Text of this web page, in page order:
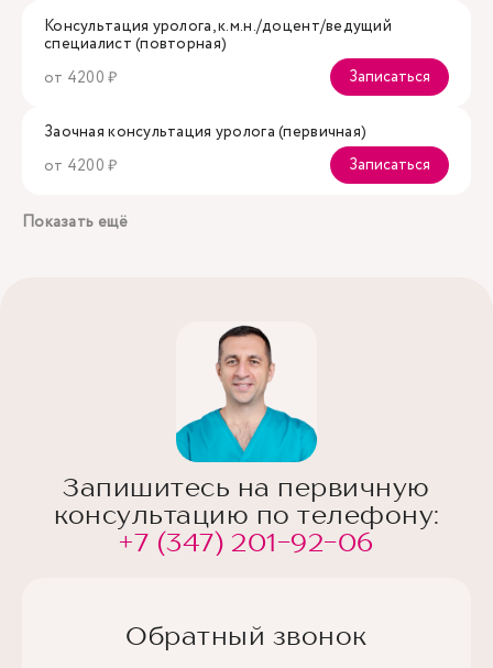
Консультация уролога, к.м.н./доцент/ведущий
специалист (повторная)
от 4200 ₽
Записаться
Заочная консультация уролога (первичная)
от 4200 ₽
Записаться
Показать ещё
Запишитесь на первичную
консультацию по телефону:
+7 (347) 201-92-06
Обратный звонок